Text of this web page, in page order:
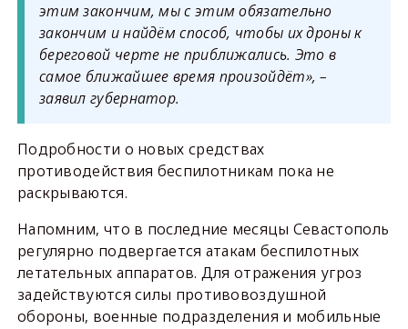
этим закончим, мы с этим обязательно
закончим и найдём способ, чтобы их дроны к
береговой черте не приближались. Это в
самое ближайшее время произойдёт», –
заявил губернатор.
Подробности о новых средствах
противодействия беспилотникам пока не
раскрываются.
Напомним, что в последние месяцы Севастополь
регулярно подвергается атакам беспилотных
летательных аппаратов. Для отражения угроз
задействуются силы противовоздушной
обороны, военные подразделения и мобильные